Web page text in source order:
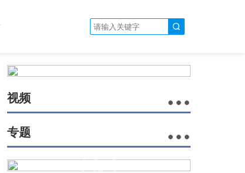
视频
专题